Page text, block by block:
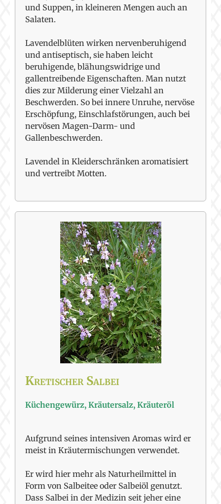
und Suppen, in kleineren Mengen auch an
Salaten.
Lavendelblüten wirken nervenberuhigend
und antiseptisch, sie haben leicht
beruhigende, blähungswidrige und
gallentreibende Eigenschaften. Man nutzt
dies zur Milderung einer Vielzahl an
Beschwerden. So bei innere Unruhe, nervöse
Erschöpfung, Einschlafstörungen, auch bei
nervösen Magen-Darm- und
Gallenbeschwerden.
Lavendel in Kleiderschränken aromatisiert
und vertreibt Motten.
Kretischer Salbei
Küchengewürz, Kräutersalz, Kräuteröl
Aufgrund seines intensiven Aromas wird er
meist in Kräutermischungen verwendet.
Er wird hier mehr als Naturheilmittel in
Form von Salbeitee oder Salbeiöl genutzt.
Dass Salbei in der Medizin seit jeher eine